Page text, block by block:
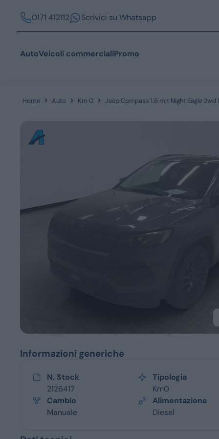
0171 412112 Scrivici su Whatsapp
AutoVeicoli commercialiPromo
Home Auto Km 0 Jeep Compass 1.6 mjt Night Eagle 2wd
Informazioni generiche
N. Stock
2126417
Tipologia
Km0
Cambio
Manuale
Alimentazione
Diesel